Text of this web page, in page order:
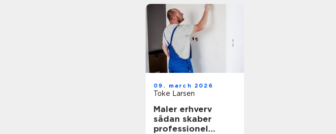
09. march 2026
Toke Larsen
Maler erhverv
sådan skaber
professionel